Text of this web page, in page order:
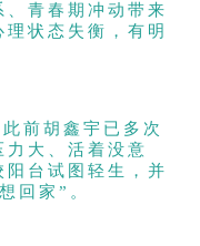
青春期冲动带来
状态失衡，有明
前胡鑫宇已多次
大、活着没意
台试图轻生，并
回家”。